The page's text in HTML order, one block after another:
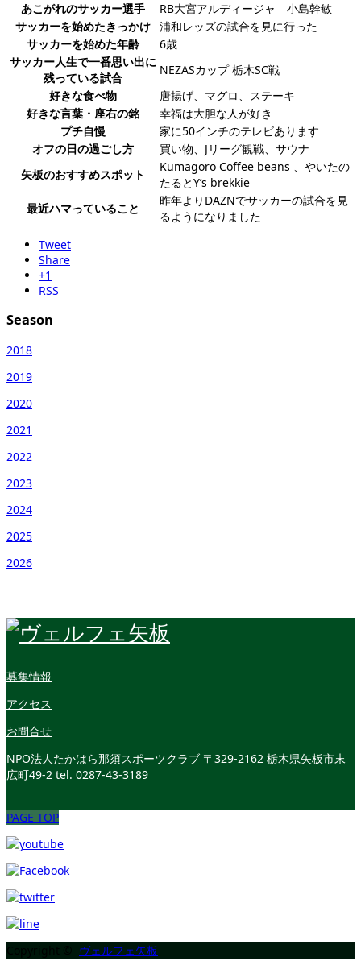
あこがれのサッカー選手
RB大宮アルディージャ 小島幹敏
サッカーを始めたきっかけ
浦和レッズの試合を見に行った
サッカーを始めた年齢
6歳
サッカー人生で一番思い出に
残っている試合
NEZASカップ 栃木SC戦
好きな食べ物
唐揚げ、マグロ、ステーキ
好きな言葉・座右の銘
幸福は大胆な人が好き
プチ自慢
家に50インチのテレビあります
オフの日の過ごし方
買い物、Jリーグ観戦、サウナ
矢板のおすすめスポット
Kumagoro Coffee beans 、やいたの
たるとY’s brekkie
最近ハマっていること
昨年よりDAZNでサッカーの試合を見
るようになりました
Tweet
Share
+1
RSS
Season
2018
2019
2020
2021
2022
2023
2024
2025
2026
募集情報
アクセス
お問合せ
NPO法人たかはら那須スポーツクラブ 〒329-2162 栃木県矢板市末
広町49-2 tel. 0287-43-3189
PAGE TOP
ヴェルフェ矢板